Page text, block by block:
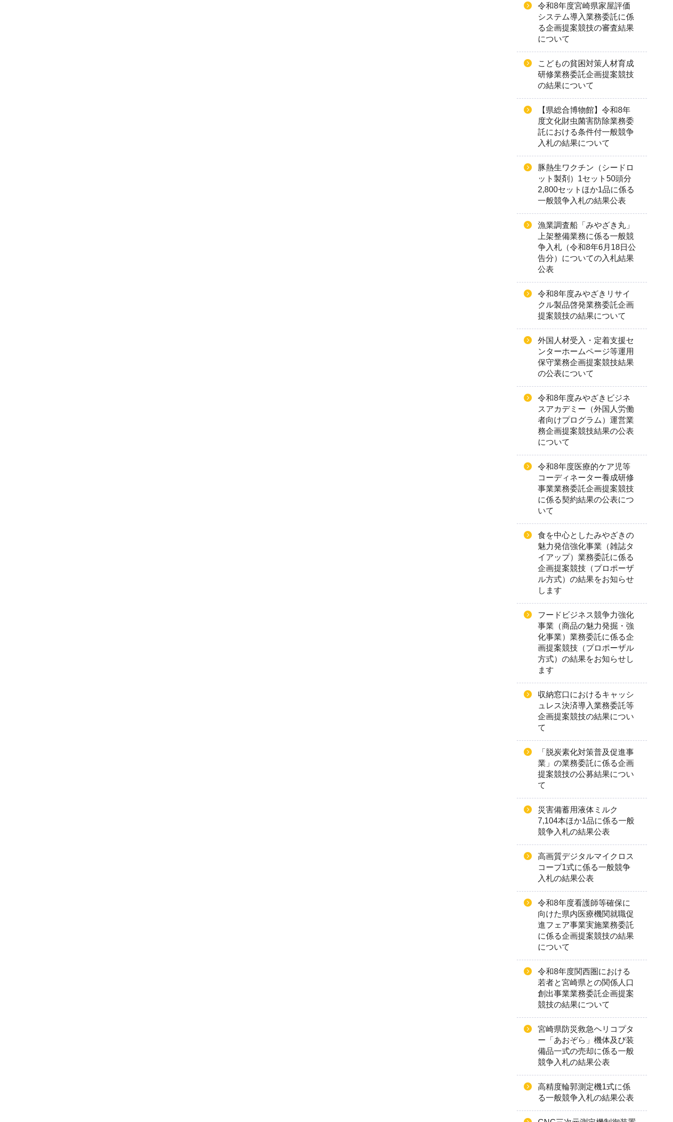
令和8年度宮崎県家屋評価
システム導入業務委託に係
る企画提案競技の審査結果
について
こどもの貧困対策人材育成
研修業務委託企画提案競技
の結果について
【県総合博物館】令和8年
度文化財虫菌害防除業務委
託における条件付一般競争
入札の結果について
豚熱生ワクチン（シードロ
ット製剤）1セット50頭分
2,800セットほか1品に係る
一般競争入札の結果公表
漁業調査船「みやざき丸」
上架整備業務に係る一般競
争入札（令和8年6月18日公
告分）についての入札結果
公表
令和8年度みやざきリサイ
クル製品啓発業務委託企画
提案競技の結果について
外国人材受入・定着支援セ
ンターホームページ等運用
保守業務企画提案競技結果
の公表について
令和8年度みやざきビジネ
スアカデミー（外国人労働
者向けプログラム）運営業
務企画提案競技結果の公表
について
令和8年度医療的ケア児等
コーディネーター養成研修
事業業務委託企画提案競技
に係る契約結果の公表につ
いて
食を中心としたみやざきの
魅力発信強化事業（雑誌タ
イアップ）業務委託に係る
企画提案競技（プロポーザ
ル方式）の結果をお知らせ
します
フードビジネス競争力強化
事業（商品の魅力発掘・強
化事業）業務委託に係る企
画提案競技（プロポーザル
方式）の結果をお知らせし
ます
収納窓口におけるキャッシ
ュレス決済導入業務委託等
企画提案競技の結果につい
て
「脱炭素化対策普及促進事
業」の業務委託に係る企画
提案競技の公募結果につい
て
災害備蓄用液体ミルク
7,104本ほか1品に係る一般
競争入札の結果公表
高画質デジタルマイクロス
コープ1式に係る一般競争
入札の結果公表
令和8年度看護師等確保に
向けた県内医療機関就職促
進フェア事業実施業務委託
に係る企画提案競技の結果
について
令和8年度関西圏における
若者と宮崎県との関係人口
創出事業業務委託企画提案
競技の結果について
宮崎県防災救急ヘリコプタ
ー「あおぞら」機体及び装
備品一式の売却に係る一般
競争入札の結果公表
高精度輪郭測定機1式に係
る一般競争入札の結果公表